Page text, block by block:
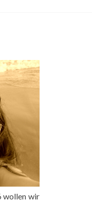
wollen wir